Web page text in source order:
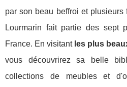
par son beau beffroi et
Lourmarin fait partie des sept
France. En visitant les plus
vous découvrirez sa belle
collections de meubles et